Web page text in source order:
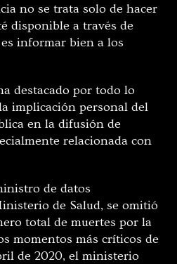
no se trata solo de hacer
disponible a través de
informar bien a los
destacado por todo lo
implicación personal del
en la difusión de
relacionada con
de datos
de Salud, se omitió
total de muertes por la
momentos más críticos de
de 2020, el ministerio